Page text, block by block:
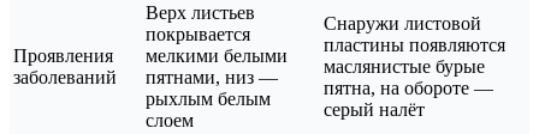
Проявления
заболеваний
Верх листьев
покрывается
мелкими белыми
пятнами, низ —
рыхлым белым
слоем
Снаружи листовой
пластины появляются
маслянистые бурые
пятна, на обороте —
серый налёт